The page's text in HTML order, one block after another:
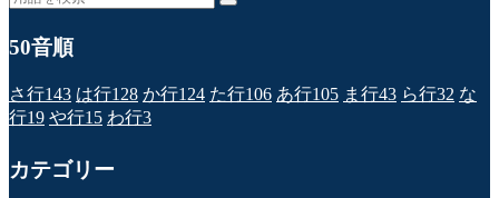
50音順
さ行143 は行128 か行124 た行106 あ行105 ま行43 ら行32 な
行19 や行15 わ行3
カテゴリー